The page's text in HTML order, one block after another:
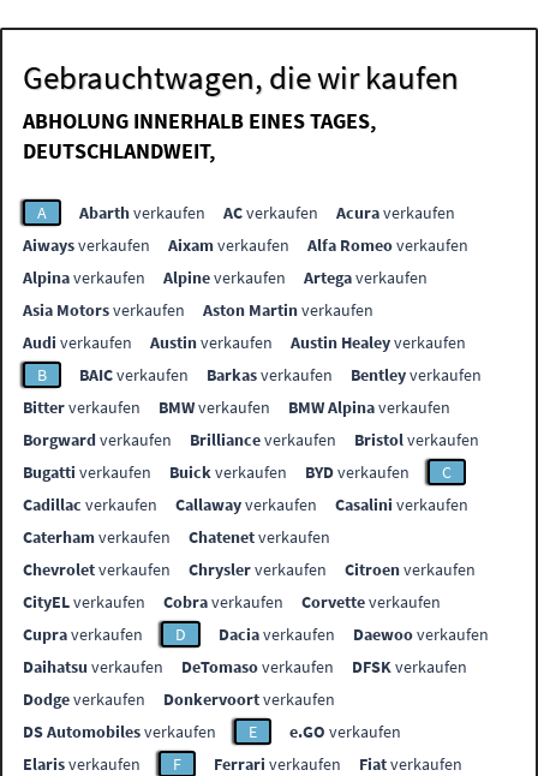
Gebrauchtwagen, die wir kaufen
ABHOLUNG INNERHALB EINES TAGES,
DEUTSCHLANDWEIT,
A Abarthverkaufen ACverkaufen Acuraverkaufen
Aiwaysverkaufen Aixamverkaufen Alfa Romeoverkaufen
Alpinaverkaufen Alpineverkaufen Artegaverkaufen
Asia Motorsverkaufen Aston Martinverkaufen
Audi verkaufen Austinverkaufen Austin Healeyverkaufen
B
BAICverkaufen Barkasverkaufen Bentleyverkaufen
Bitterverkaufen BMWverkaufen BMW Alpinaverkaufen
Borgwardverkaufen Brillianceverkaufen Bristolverkaufen
Bugatti verkaufen Buickverkaufen BYDverkaufen
C
Cadillac verkaufen Callawayverkaufen Casalini verkaufen
Caterhamverkaufen Chatenetverkaufen
Chevroletverkaufen Chryslerverkaufen Citroenverkaufen
CityELverkaufen Cobraverkaufen Corvetteverkaufen
Cupraverkaufen D Daciaverkaufen Daewooverkaufen
Daihatsu verkaufen DeTomasoverkaufen DFSKverkaufen
Dodgeverkaufen Donkervoortverkaufen
DS Automobilesverkaufen E e.GO verkaufen
Elarisverkaufen F Ferrari verkaufen Fiatverkaufen